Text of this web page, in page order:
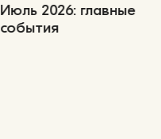
Июль 2026: главные
события